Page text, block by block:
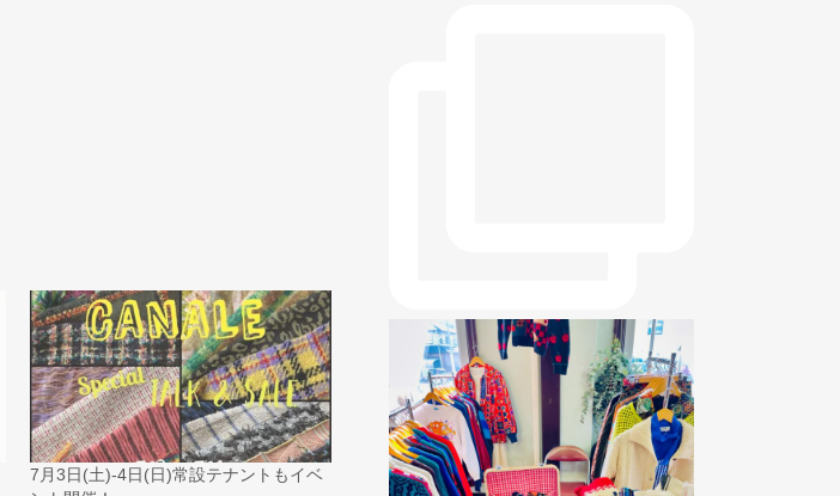
7月3日(土)-4日(日)常設テナントもイベ